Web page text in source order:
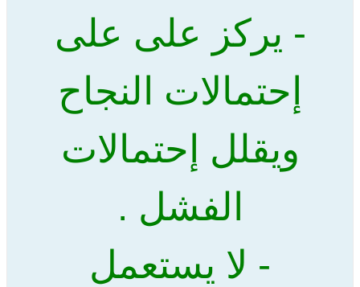
- يركز على على
إحتمالات النجاح
ويقلل إحتمالات
الفشل .
- لا يستعمل